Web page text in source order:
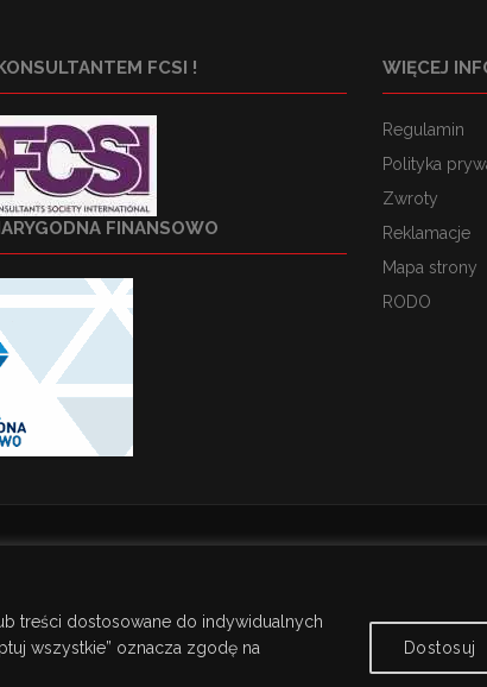
treści dostosowane do indywidualnych
wszystkie” oznacza zgodę na
Dostosuj
FCSI !
FINANSOWO
WIĘCEJ
Regulamin
Polityka
Zwroty
Reklamacje
Mapa strony
RODO